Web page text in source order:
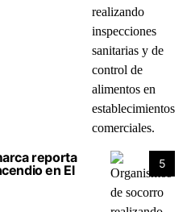
5
reporta
en El